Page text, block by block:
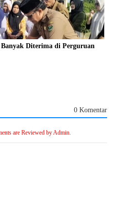
Diterima di Perguruan
0 Komentar
are Reviewed by Admin.